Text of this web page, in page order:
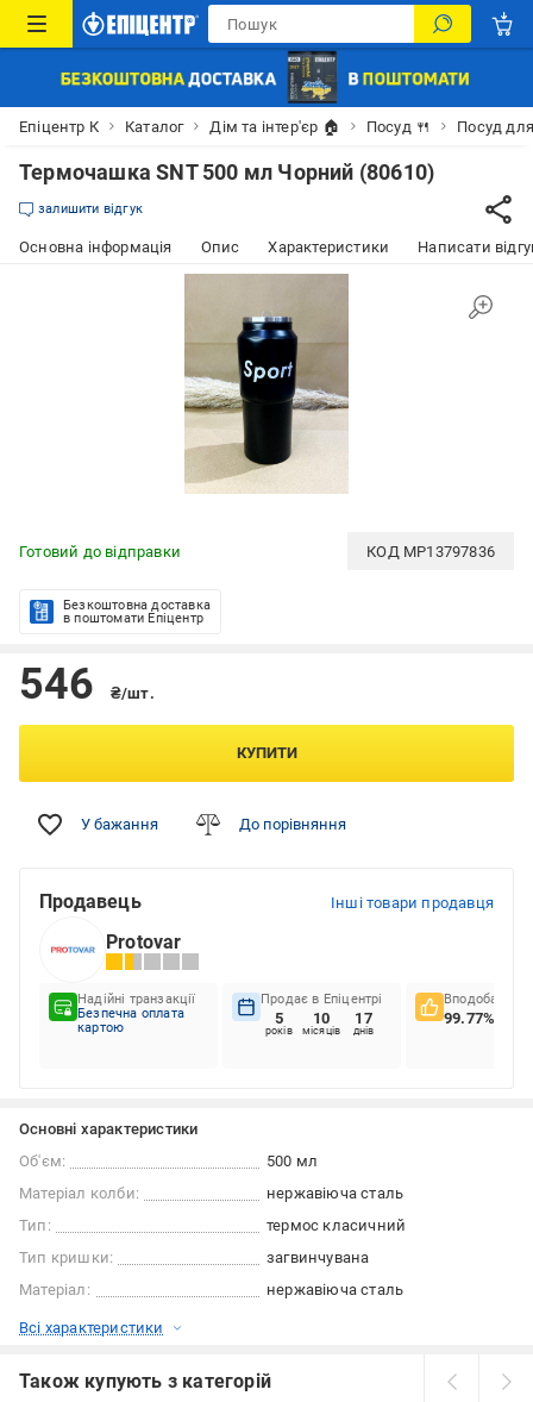
Епіцентр К Каталог Дім та інтер'єр 🏠 Посуд 🍴 Посуд
Термочашка SNT 500 мл Чорний (80610)
залишити відгук
Основна інформація Опис Характеристики Написати
Готовий до відправки КОД MP13797836
Безкоштовна доставка
в поштомати Епіцентр
546 ₴/шт.
КУПИТИ
У бажання До порівняння
Продавець Інші товари продавця
Protovar
Надійні транзакції
Безпечна оплата
картою
Продає в Епіцентрі
5
років
10
місяців
17
днів
Вподобання
99.77%
Основні характеристики
Об'єм:
500 мл
Матеріал колби:
нержавіюча сталь
Тип:
термос класичний
Тип кришки:
загвинчувана
Матеріал:
нержавіюча сталь
Всі характеристики
Також купують з категорій